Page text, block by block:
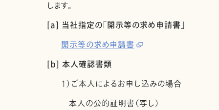
します。
[a] 当社指定の「開示等の求め申請書」
開示等の求め申請書
[b] 本人確認書類
1）ご本人によるお申し込みの場合
本人の公的証明書（写し）